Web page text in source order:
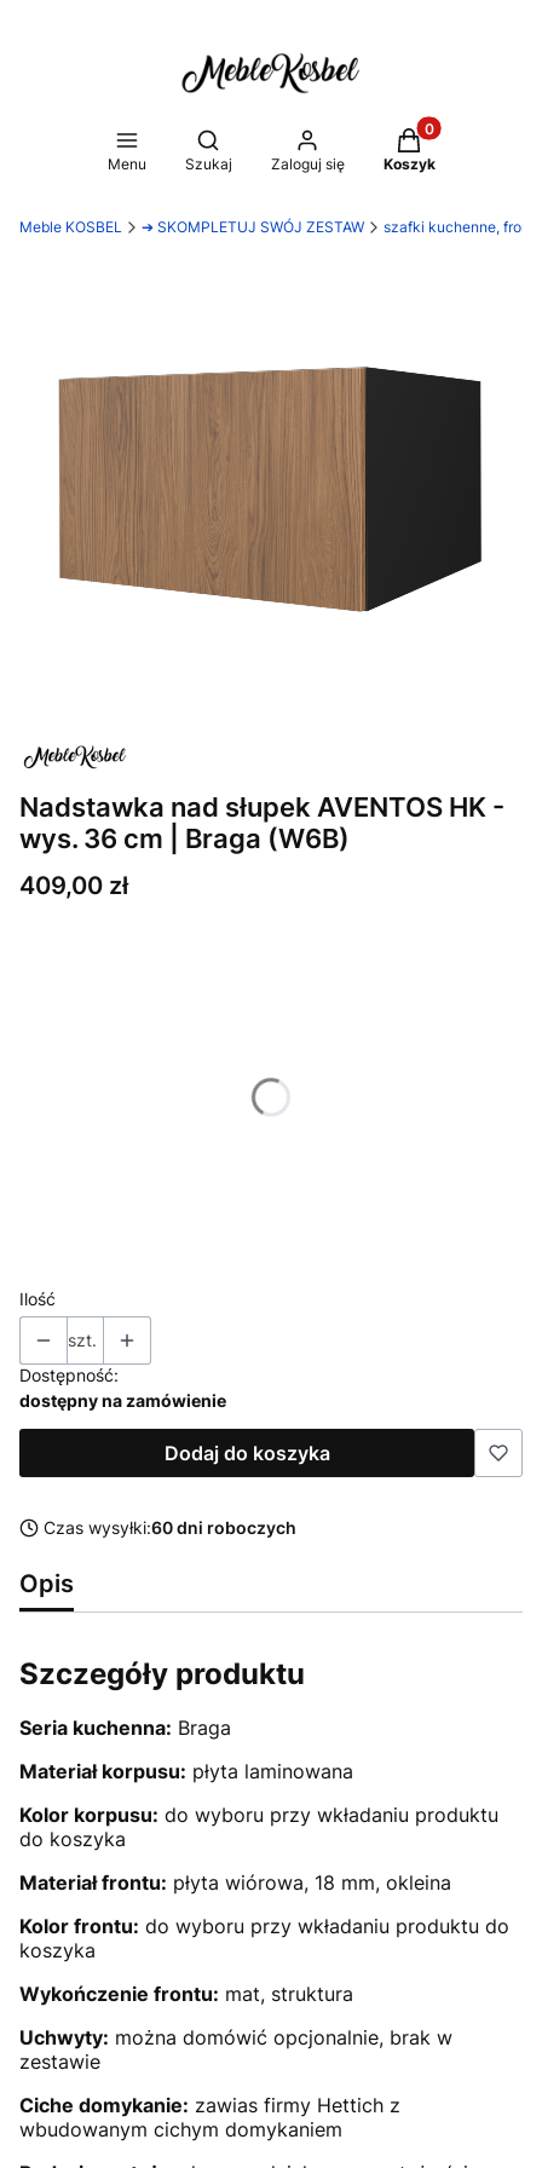
Menu
Otwórz wyszukiwarkę
Szukaj Zaloguj się
Produkty w
Koszyk
Meble KOSBEL ➔ SKOMPLETUJ SWÓJ ZESTAW szafki kuchenne, front
Nadstawka nad słupek AVENTOS HK -
wys. 36 cm | Braga (W6B)
Cena
409,00 zł
Ilość
szt.
Dostępność:
dostępny na zamówienie
Dodaj do koszyka
Czas wysyłki:60 dni roboczych
Opis
Szczegóły produktu
Seria kuchenna: Braga
Materiał korpusu: płyta laminowana
Kolor korpusu: do wyboru przy wkładaniu produktu
do koszyka
Materiał frontu: płyta wiórowa, 18 mm, okleina
Kolor frontu: do wyboru przy wkładaniu produktu do
koszyka
Wykończenie frontu: mat, struktura
Uchwyty: można domówić opcjonalnie, brak w
zestawie
Ciche domykanie: zawias firmy Hettich z
wbudowanym cichym domykaniem